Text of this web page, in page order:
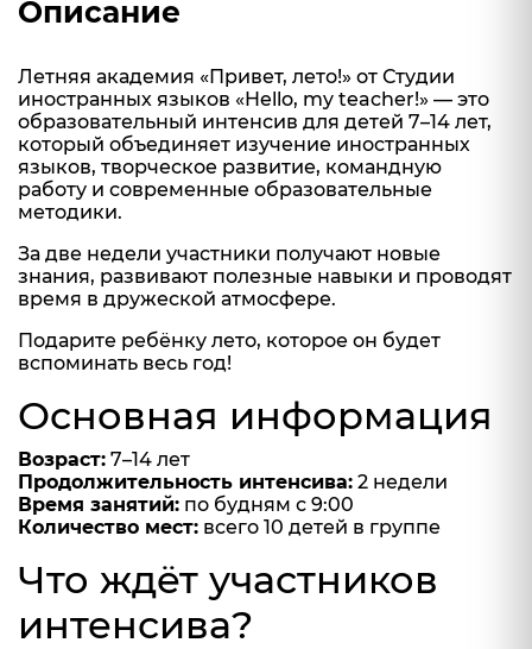
Описание
Летняя академия «Привет, лето!» от Студии
иностранных языков «Hello, my teacher!» — это
образовательный интенсив для детей 7–14 лет,
который объединяет изучение иностранных
языков, творческое развитие, командную
работу и современные образовательные
методики.
За две недели участники получают новые
знания, развивают полезные навыки и проводят
время в дружеской атмосфере.
Подарите ребёнку лето, которое он будет
вспоминать весь год!
Основная информация
Возраст: 7–14 лет
Продолжительность интенсива: 2 недели
Время занятий: по будням с 9:00
Количество мест: всего 10 детей в группе
Что ждёт участников
интенсива?